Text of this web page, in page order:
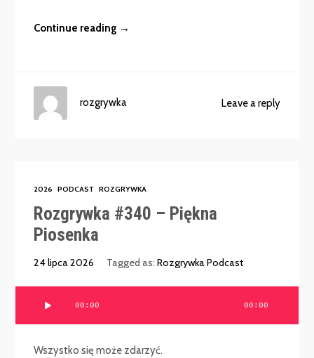
Continue reading →
Leave a reply
rozgrywka
2026 PODCAST ROZGRYWKA
Rozgrywka #340 – Piękna
Piosenka
24 lipca 2026 Tagged as:Rozgrywka Podcast
00:00 00:00
Wszystko się może zdarzyć.